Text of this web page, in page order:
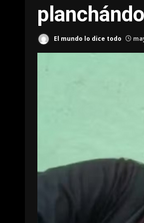
El mundo lo dice todo